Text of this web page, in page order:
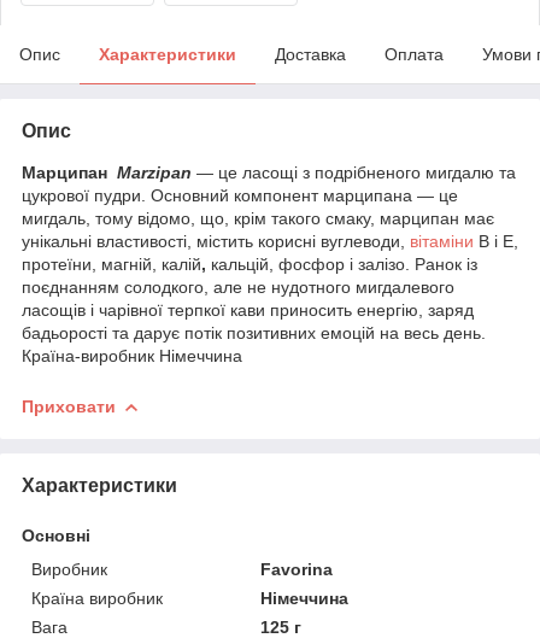
Опис Характеристики Доставка Оплата Умови
Опис
Марципан Marzipan — це ласощі з подрібненого мигдалю та
цукрової пудри. Основний компонент марципана — це
мигдаль, тому відомо, що, крім такого смаку, марципан має
унікальні властивості, містить корисні вуглеводи, вітаміни В і Е,
протеїни, магній, калій, кальцій, фосфор і залізо. Ранок із
поєднанням солодкого, але не нудотного мигдалевого
ласощів і чарівної терпкої кави приносить енергію, заряд
бадьорості та дарує потік позитивних емоцій на весь день.
Країна-виробник Німеччина
Приховати
Характеристики
Основні
Виробник
Favorina
Країна виробник
Німеччина
Вага
125 г